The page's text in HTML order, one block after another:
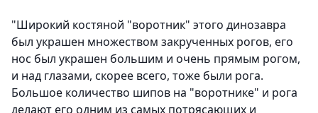
"Широкий костяной "воротник" этого динозавра
был украшен множеством закрученных рогов, его
нос был украшен большим и очень прямым рогом,
и над глазами, скорее всего, тоже были рога.
Большое количество шипов на "воротнике" и рога
делают его одним из самых потрясающих и